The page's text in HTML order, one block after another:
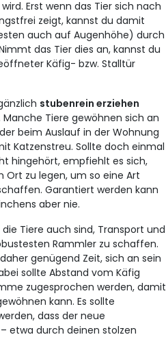
Erst wenn das Tier sich nach
zeigt, kannst du damit
auch auf Augenhöhe) durch
das Tier dies an, kannst du
Käfig- bzw. Stalltür
stubenrein erziehen
Tiere gewöhnen sich an
beim Auslauf in der Wohnung
Katzenstreu. Sollte doch einmal
hingehört, empfiehlt es sich,
zu legen, um so eine Art
Garantiert werden kann
aber nie.
Tiere auch sind, Transport und
Rammler zu schaffen.
genügend Zeit, sich an sein
sollte Abstand vom Käfig
zugesprochen werden, damit
kann. Es sollte
dass der neue
etwa durch deinen stolzen